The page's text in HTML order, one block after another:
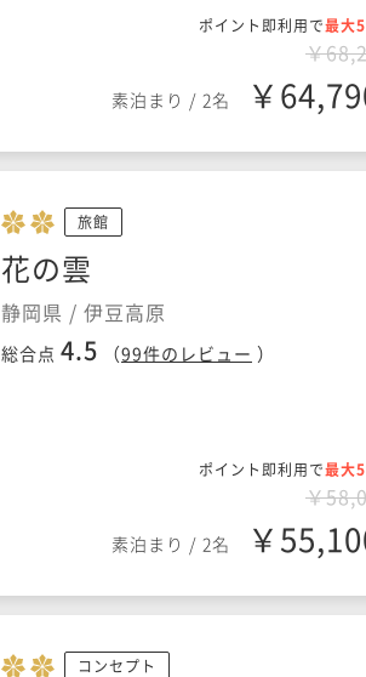
ポイント即利用で最大
￥
素泊まり / 2名 ￥
旅館
花の雲
静岡県 / 伊豆高原
総合点 4.5 （99件のレビュー ）
ポイント即利用で最大
￥
素泊まり / 2名 ￥
コンセプト